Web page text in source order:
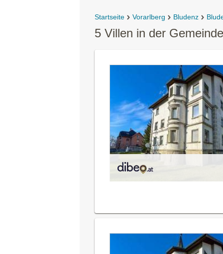
Startseite Vorarlberg Bludenz
5 Villen in der